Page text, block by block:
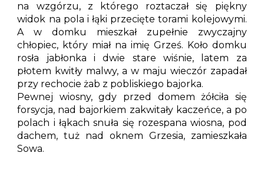
na wzgórzu, z którego roztaczał się piękny
widok na pola i łąki przecięte torami kolejowymi.
A w domku mieszkał zupełnie zwyczajny
chłopiec, który miał na imię Grześ. Koło domku
rosła jabłonka i dwie stare wiśnie, latem za
płotem kwitły malwy, a w maju wieczór zapadał
przy rechocie żab z pobliskiego bajorka.
Pewnej wiosny, gdy przed domem żółciła się
forsycja, nad bajorkiem zakwitały kaczeńce, a po
polach i łąkach snuła się rozespana wiosna, pod
dachem, tuż nad oknem Grzesia, zamieszkała
Sowa.